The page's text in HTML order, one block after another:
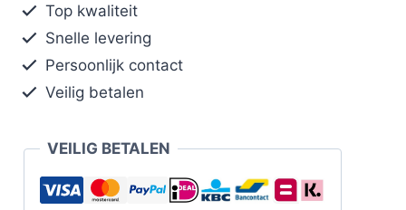
Top kwaliteit
Snelle levering
Persoonlijk contact
Veilig betalen
VEILIG BETALEN